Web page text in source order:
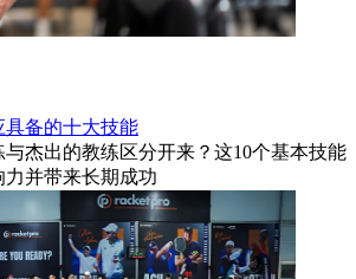
备的十大技能
杰出的教练区分开来？这10个基本技能
并带来长期成功